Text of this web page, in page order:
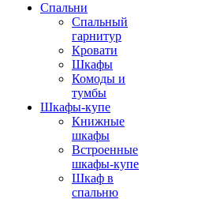
Спальни
Спальный
гарнитур
Кровати
Шкафы
Комоды и
тумбы
Шкафы-купе
Книжные
шкафы
Встроенные
шкафы-купе
Шкаф в
спальню